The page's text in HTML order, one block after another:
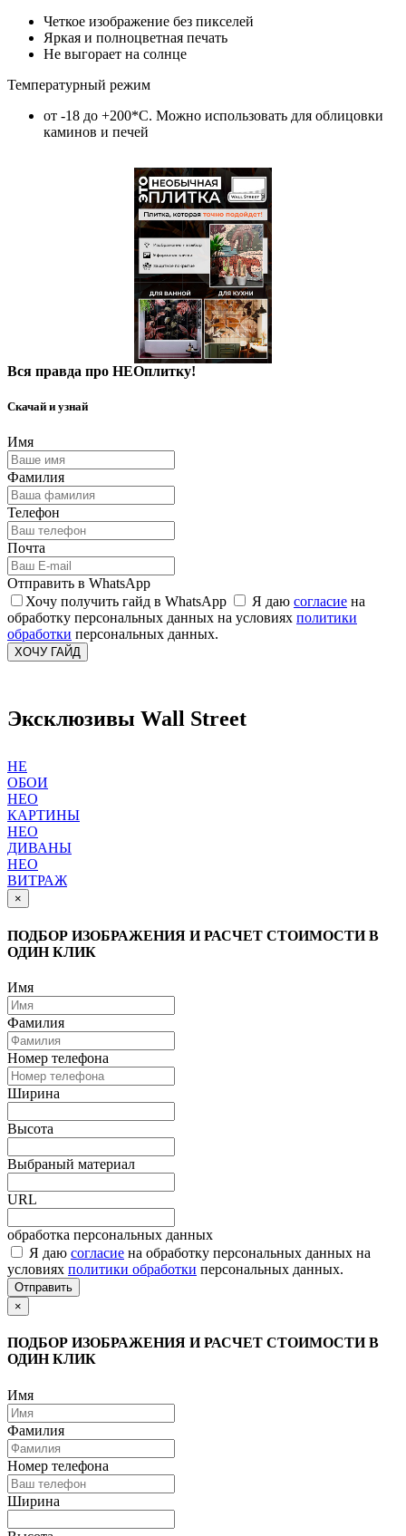
Четкое изображение без пикселей
Яркая и полноцветная печать
Не выгорает на солнце
Температурный режим
от -18 до +200*C. Можно использовать для облицовки
каминов и печей
Вся правда про НЕОплитку!
Скачай и узнай
Имя
Фамилия
Телефон
Почта
Отправить в WhatsApp
Хочу получить гайд в WhatsApp
Я даю согласие на
обработку персональных данных на условиях политики
обработки персональных данных.
ХОЧУ ГАЙД
Эксклюзивы Wall Street
НЕ
ОБОИ
НЕО
КАРТИНЫ
НЕО
ДИВАНЫ
НЕО
ВИТРАЖ
×
ПОДБОР ИЗОБРАЖЕНИЯ И РАСЧЕТ СТОИМОСТИ В
ОДИН КЛИК
Имя
Фамилия
Номер телефона
Ширина
Высота
Выбраный материал
URL
обработка персональных данных
Я даю согласие на обработку персональных данных на
условиях политики обработки персональных данных.
Отправить
×
ПОДБОР ИЗОБРАЖЕНИЯ И РАСЧЕТ СТОИМОСТИ В
ОДИН КЛИК
Имя
Фамилия
Номер телефона
Ширина